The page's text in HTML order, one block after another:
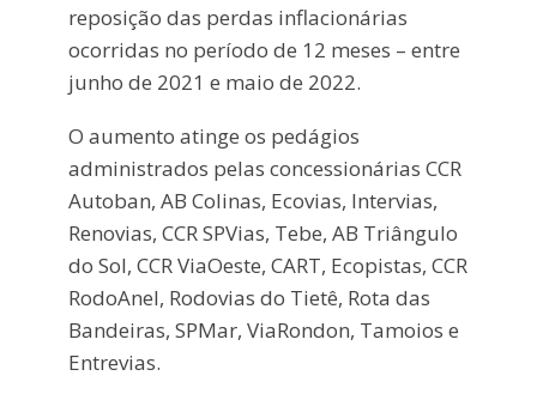
reposição das perdas inflacionárias
ocorridas no período de 12 meses – entre
junho de 2021 e maio de 2022.
O aumento atinge os pedágios
administrados pelas concessionárias CCR
Autoban, AB Colinas, Ecovias, Intervias,
Renovias, CCR SPVias, Tebe, AB Triângulo
do Sol, CCR ViaOeste, CART, Ecopistas, CCR
RodoAnel, Rodovias do Tietê, Rota das
Bandeiras, SPMar, ViaRondon, Tamoios e
Entrevias.